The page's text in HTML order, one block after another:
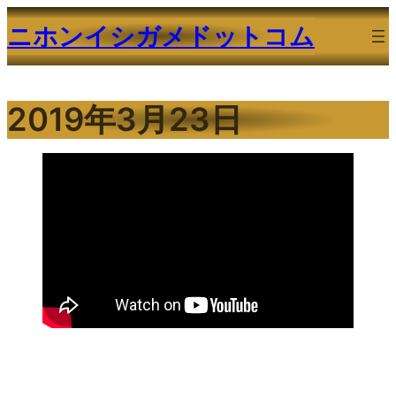
内
容
を
キ
ッ
ニホンイシガメドットコム
2019年3月23日